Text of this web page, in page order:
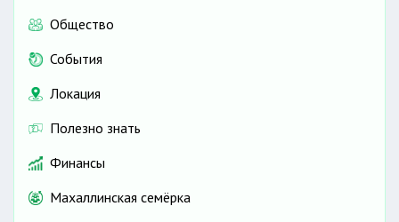
Общество
События
Локация
Полезно знать
Финансы
Махаллинская семёрка